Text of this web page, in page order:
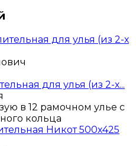
для улья (из 2-х...
в 12 рамочном улье с
кольца